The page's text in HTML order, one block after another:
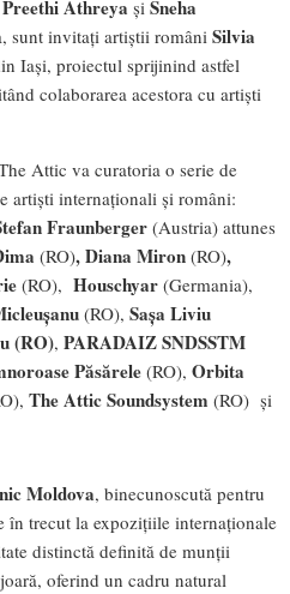
Preethi Athreya și Sneha
sunt invitați artiștii români Silvia
Iași, proiectul sprijinind astfel
colaborarea acestora cu artiști
Attic va curatoria o serie de
artiști internaționali și români:
Fraunberger (Austria) attunes
(RO), Diana Miron (RO),
(RO), Houschyar (Germania),
(RO), Sașa Liviu
(RO), PARADAIZ SNDSSTM
Păsărele(RO), Orbita
The Attic Soundsystem (RO) și
Moldova, binecunoscută pentru
în trecut la expozițiile internaționale
distinctă definită de munții
oferind un cadru natural